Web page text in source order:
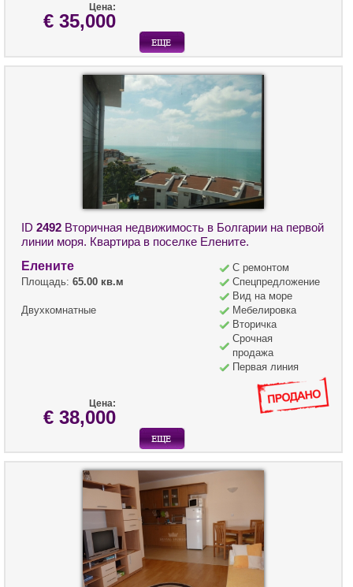
Цена:
€ 35,000
ID 2492 Вторичная недвижимость в Болгарии на первой
линии моря. Квартира в поселке Елените.
Елените
Площадь: 65.00 кв.м
Двухкомнатные
С ремонтом
Спецпредложение
Вид на море
Мебелировка
Вторичка
Срочная
продажа
Первая линия
Цена:
€ 38,000